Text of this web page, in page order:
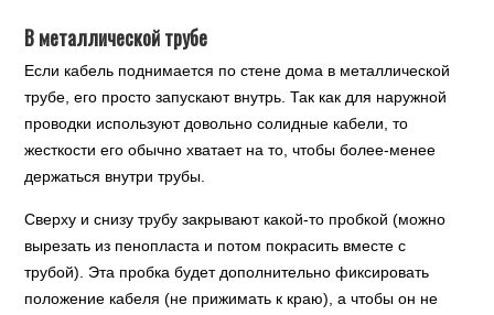
В металлической трубе
Если кабель поднимается по стене дома в металлической
трубе, его просто запускают внутрь. Так как для наружной
проводки используют довольно солидные кабели, то
жесткости его обычно хватает на то, чтобы более-менее
держаться внутри трубы.
Сверху и снизу трубу закрывают какой-то пробкой (можно
вырезать из пенопласта и потом покрасить вместе с
трубой). Эта пробка будет дополнительно фиксировать
положение кабеля (не прижимать к краю), а чтобы он не